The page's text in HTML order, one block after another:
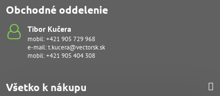
Obchodné oddelenie
Tibor Kučera
mobil:+421 905 729 968
e-mail:t.kucera@vectorsk.sk
mobil:+421 905 404 308
Všetko k nákupu